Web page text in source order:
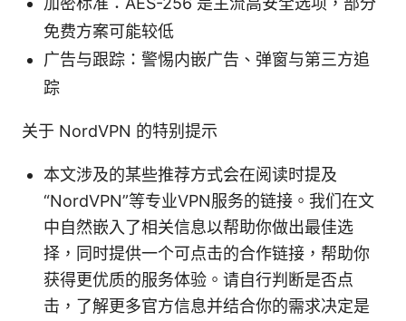
免费方案可能较低
广告与跟踪：警惕内嵌广告、弹窗与第三方追
踪
关于 NordVPN 的特别提示
本文涉及的某些推荐方式会在阅读时提及
“NordVPN”等专业VPN服务的链接。我们在文
中自然嵌入了相关信息以帮助你做出最佳选
择，同时提供一个可点击的合作链接，帮助你
获得更优质的服务体验。请自行判断是否点
击，了解更多官方信息并结合你的需求决定是